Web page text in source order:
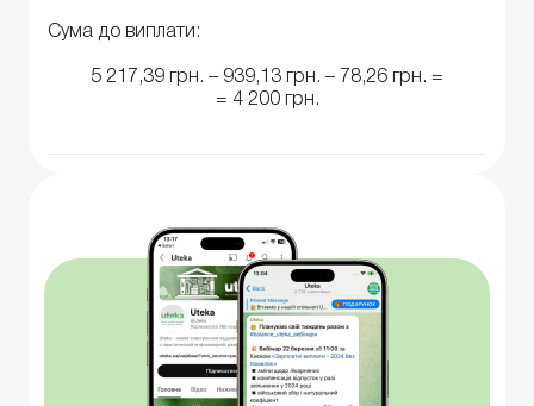
Сума до виплати:
5 217,39 грн. – 939,13 грн. – 78,26 грн. =
= 4 200 грн.